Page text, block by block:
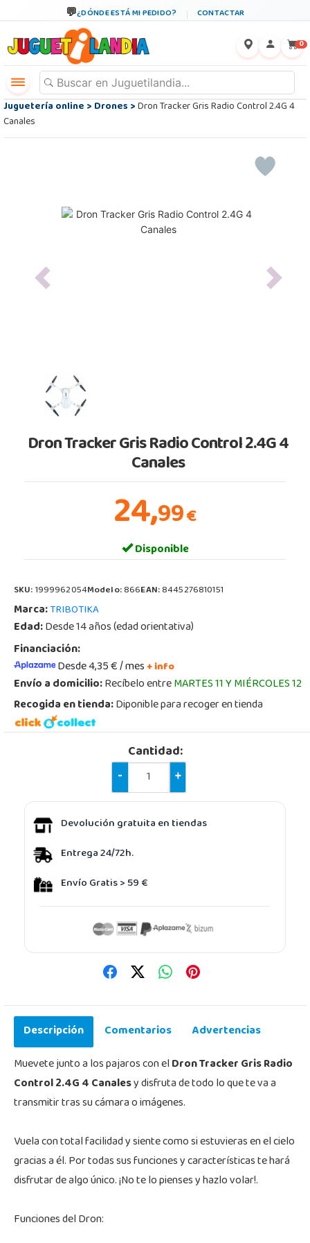
¿DÓNDE ESTÁ MI PEDIDO? CONTACTAR
0
Juguetería online>Drones>Dron Tracker Gris Radio Control 2.4G 4
Canales
Previous Next
Dron Tracker Gris Radio Control 2.4G 4
Canales
24,99€
Disponible
SKU:1999962054Modelo:866EAN:8445276810151
Marca:TRIBOTIKA
Edad:Desde 14 años (edad orientativa)
Financiación:
Desde 4,35 € / mes+ info
Envío a domicilio:Recíbelo entreMARTES 11 Y MIÉRCOLES 12
Recogida en tienda:Diponible para recoger en tienda
Cantidad:
-
+
Devolución gratuita en tiendas
Entrega 24/72h.
Envío Gratis > 59 €
Descripción Comentarios
Advertencias
Muevete junto a los pajaros con elDron Tracker Gris Radio
Control 2.4G 4 Canalesy disfruta de todo lo que te va a
transmitir tras su cámara o imágenes.
Vuela con total facilidad y siente como si estuvieras en el cielo
gracias a él. Por todas sus funciones y características te hará
disfrutar de algo único. ¡No te lo pienses y hazlo volar!.
Funciones del Dron: